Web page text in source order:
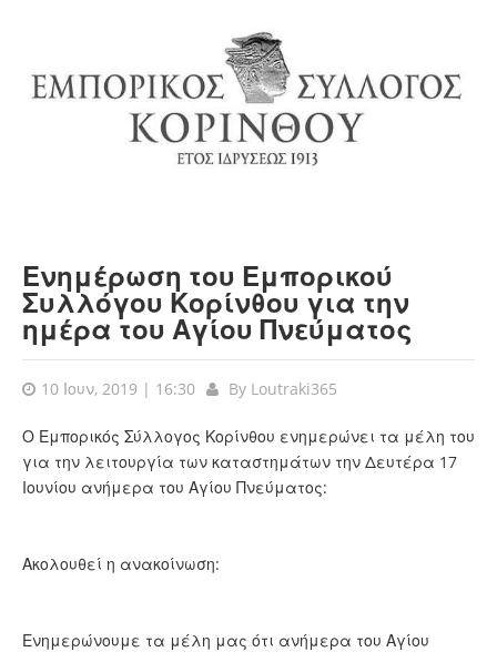
Ενημέρωση του Εμπορικού
Συλλόγου Κορίνθου για την
ημέρα του Αγίου Πνεύματος
10 Ιουν, 2019 | 16:30 By Loutraki365
Ο Εμπορικός Σύλλογος Κορίνθου ενημερώνει τα μέλη του
για την λειτουργία των καταστημάτων την Δευτέρα 17
Ιουνίου ανήμερα του Αγίου Πνεύματος:
Ακολουθεί η ανακοίνωση:
Ενημερώνουμε τα μέλη μας ότι ανήμερα του Αγίου